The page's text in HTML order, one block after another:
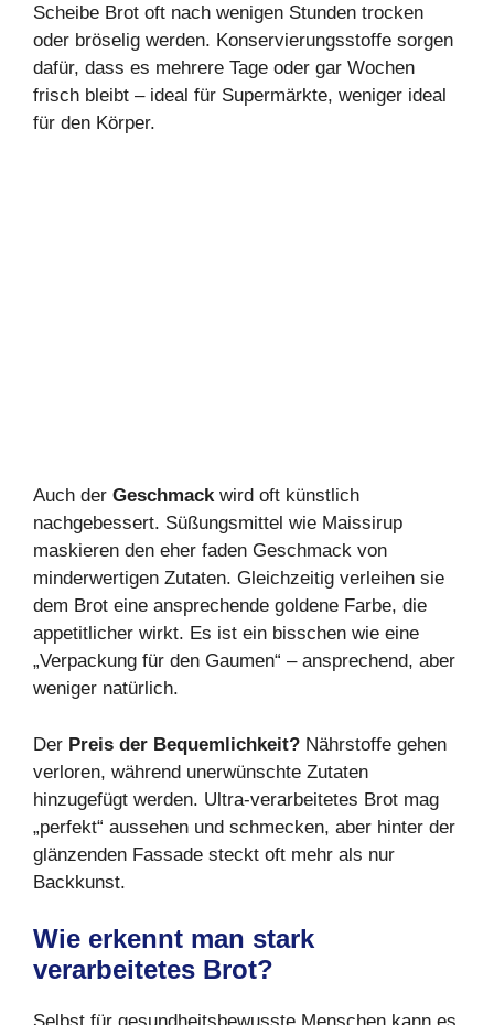
Scheibe Brot oft nach wenigen Stunden trocken
oder bröselig werden. Konservierungsstoffe sorgen
dafür, dass es mehrere Tage oder gar Wochen
frisch bleibt – ideal für Supermärkte, weniger ideal
für den Körper.
Auch der Geschmackwird oft künstlich
nachgebessert. Süßungsmittel wie Maissirup
maskieren den eher faden Geschmack von
minderwertigen Zutaten. Gleichzeitig verleihen sie
dem Brot eine ansprechende goldene Farbe, die
appetitlicher wirkt. Es ist ein bisschen wie eine
„Verpackung für den Gaumen“ – ansprechend, aber
weniger natürlich.
Der Preis der Bequemlichkeit? Nährstoffe gehen
verloren, während unerwünschte Zutaten
hinzugefügt werden. Ultra-verarbeitetes Brot mag
„perfekt“ aussehen und schmecken, aber hinter der
glänzenden Fassade steckt oft mehr als nur
Backkunst.
Wie erkennt man stark
verarbeitetes Brot?